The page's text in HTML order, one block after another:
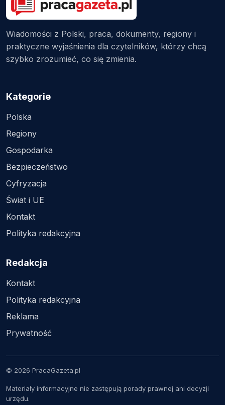
Wiadomości z Polski, praca, dokumenty, regiony i
praktyczne wyjaśnienia dla czytelników, którzy chcą
szybko zrozumieć, co się zmienia.
Kategorie
Polska
Regiony
Gospodarka
Bezpieczeństwo
Cyfryzacja
Świat i UE
Kontakt
Polityka redakcyjna
Redakcja
Kontakt
Polityka redakcyjna
Reklama
Prywatność
© 2026 PracaGazeta.pl
Materiały informacyjne nie zastępują porady prawnej ani decyzji
urzędu.